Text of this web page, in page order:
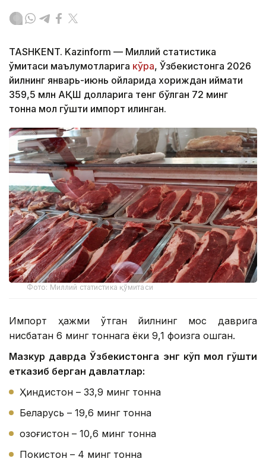
TASHKENT. Kazinform — Миллий статистика
қўмитаси маълумотларига кўра, Ўзбекистонга 2026
йилнинг январь-июнь ойларида хориждан қиймати
359,5 млн АҚШ долларига тенг бўлган 72 минг
тонна мол гўшти импорт қилинган.
Фото: Миллий статистика қўмитаси
Импорт ҳажми ўтган йилнинг мос даврига
нисбатан 6 минг тоннага ёки 9,1 фоизга ошган.
Мазкур даврда Ўзбекистонга энг кўп мол гўшти
етказиб берган давлатлар:
Ҳиндистон – 33,9 минг тонна
Беларусь – 19,6 минг тонна
Қозоғистон – 10,6 минг тонна
Покистон – 4 минг тонна